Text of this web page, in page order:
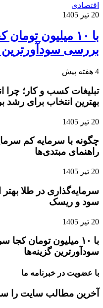
اقتصادی
20 تیر 1405
با ۱۰ میلیون
بررسی سودآورترین
4 هفته پیش
تبلیغات کسب و کار؛ چرا
بهترین انتخاب برای
20 تیر 1405
چگونه با سرمایه کم
راهنمای مبتدی‌ها
20 تیر 1405
سرمایه‌گذاری در طلا
سود و ریسک
20 تیر 1405
با ۱۰ میلیون تومان
سودآورترین گزینه‌ها
با عضویت در خبرنامه ما
آخرین مطالب سایت را